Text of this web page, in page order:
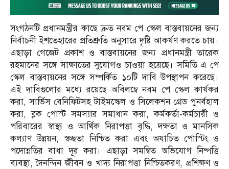
সংগঠনটি প্রধানমন্ত্রীর কাছে দ্রুত নবম পে স্কেল বাস্তবায়নের জন্য
নির্বাচনী ইশতেহারের প্রতিশ্রুতি অনুসারে দৃষ্টি আকর্ষণ করতে চায়।
এছাড়া গেজেট প্রকাশ ও বাস্তবায়নের জন্য প্রধানমন্ত্রী তারেক
রহমানের সঙ্গে সাক্ষাতের সুযোগও চাওয়া হয়েছে। সমিতি এ পে
স্কেল বাস্তবায়নের সঙ্গে সম্পর্কিত ১০টি দাবি উপস্থাপন করেছে।
এই দাবিগুলোর মধ্যে রয়েছে অবিলম্বে নবম পে স্কেল কার্যকর
করা, সার্ভিস বেনিফিটসহ টাইমস্কেল ও সিলেকশন গ্রেড পুনর্বহাল
করা, ব্লক পোস্ট সমস্যার সমাধান করা, কর্মকর্তা-কর্মচারী ও
পরিবারের স্বাস্থ্য ও আর্থিক নিরাপত্তা বৃদ্ধি, দক্ষতা ও মানসিক
কল্যাণ উন্নয়ন, স্বচ্ছতা নিশ্চিত করা এবং অযাচিত পোস্টিং ও
পদোন্নতির বাধা দূর করা। এছাড়া সমন্বিত অভিযোগ নিষ্পত্তি
ব্যবস্থা, দৈনন্দিন জীবন ও খাদ্য নিরাপত্তা নিশ্চিতকরণ, প্রশিক্ষণ ও